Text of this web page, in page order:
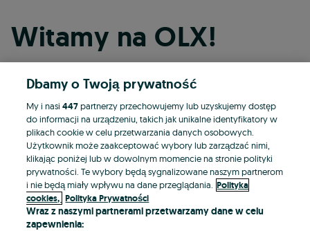
Witamy na OLX!
Kontynuuj przez Facebooka
Kontynuuj przez konto Apple
Kontynuuj przez konto Google
LUB
Dbamy o Twoją prywatność
My i nasi447partnerzy przechowujemy lub uzyskujemy dostęp
do informacji na urządzeniu, takich jak unikalne identyfikatory w
plikach cookie w celu przetwarzania danych osobowych.
Użytkownik może zaakceptować wybory lub zarządzać nimi,
klikając poniżej lub w dowolnym momencie na stronie polityki
prywatności. Te wybory będą sygnalizowane naszym partnerom
i nie będą miały wpływu na dane przeglądania. Polityka
cookies, Polityka Prywatności
Wraz z naszymi partnerami przetwarzamy dane w celu
zapewnienia: